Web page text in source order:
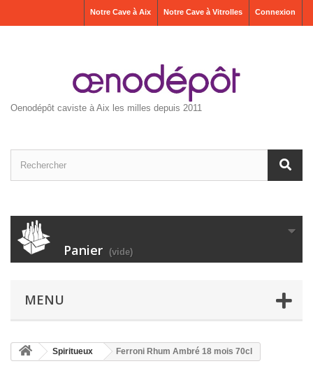
Connexion
Notre Cave à Vitrolles
Notre Cave à Aix
Oenodépôt caviste à Aix les milles depuis 2011
Panier (vide)
MENU
Spiritueux Ferroni Rhum Ambré 18 mois 70cl